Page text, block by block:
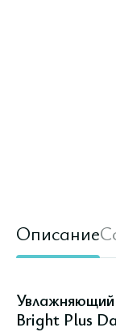
Описание
Bright Plus